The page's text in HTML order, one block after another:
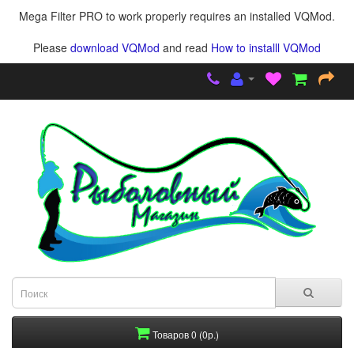
Mega Filter PRO to work properly requires an installed VQMod.
Please download VQMod and read How to installl VQMod
Товаров 0 (0р.)